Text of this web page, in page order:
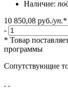
Наличие:
10 850,08 руб./уп.*
-
* Товар
программы
Сопутствующие